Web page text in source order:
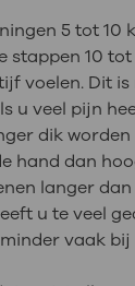
5 tot 10
stappen 10 tot
voelen. Dit
u veel pijn
dik
hand dan
langer
u te veel
vaak bij